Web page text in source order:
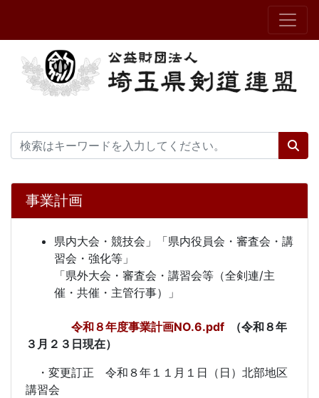
事業計画
県内大会・競技会」「県内役員会・審査会・講
習会・強化等」
「県外大会・審査会・講習会等（全剣連/主
催・共催・主管行事）」
令和８年度事業計画NO.6.pdf （令和８年
３月２３日現在）
・変更訂正 令和８年１１月１日（日）北部地区
講習会